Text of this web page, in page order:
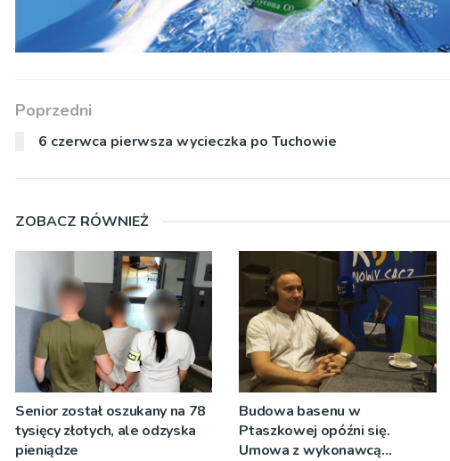
Poprzedni
6 czerwca pierwsza wycieczka po Tuchowie
ZOBACZ RÓWNIEŻ
Senior został oszukany na 78
tysięcy złotych, ale odzyska
pieniądze
Budowa basenu w
Ptaszkowej opóźni się.
Umowa z wykonawcą